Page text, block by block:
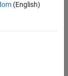
(English)